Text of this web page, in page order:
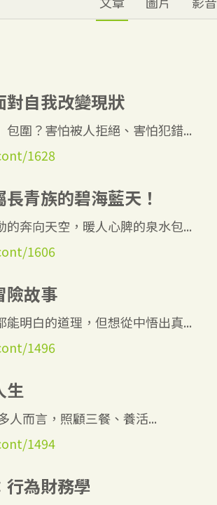
自我改變現狀
圍？害怕被人拒絕、害怕犯錯...
1628
青族的碧海藍天！
奔向天空，暖人心脾的泉水包...
1606
險故事
明白的道理，但想從中悟出真...
1496
生
人而言，照顧三餐、養活...
1494
行為財務學